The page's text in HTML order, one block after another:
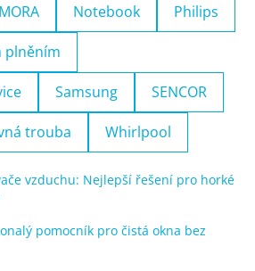
MORA Notebook Philips
plněním
Samsung SENCOR
trouba Whirlpool
vzduchu: Nejlepší řešení pro horké
pomocník pro čistá okna bez